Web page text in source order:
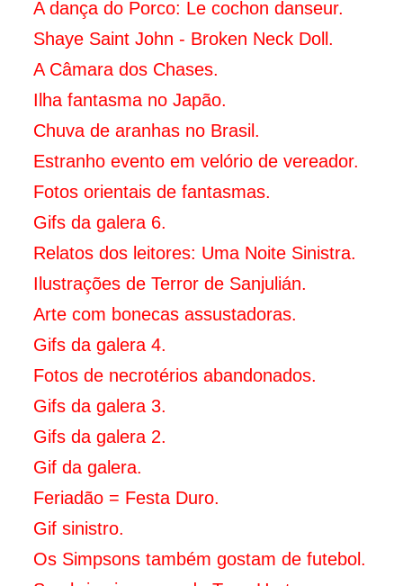
A dança do Porco: Le cochon danseur.
Shaye Saint John - Broken Neck Doll.
A Câmara dos Chases.
I lha fantasma no Japão.
Chuva de aranhas no Brasil.
Estranho evento em velório de vereador.
Fotos orientais de fantasmas.
Gifs da galera 6.
Relatos dos leitores: Uma Noite Sinistra.
Ilustrações de Terror de Sanjulián.
Arte com bonecas assustadoras.
Gifs da galera 4.
Fotos de necrotérios abandonados.
Gifs da galera 3.
Gifs da galera 2.
Gif da galera.
Feriadão = Festa Duro.
Gif sinistro.
Os Simpsons também gostam de futebol.